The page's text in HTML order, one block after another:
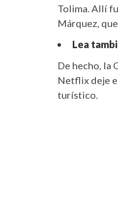
Tolima. Allí
Márquez,
Lea
De hecho, la
Netflix deje
turístico.